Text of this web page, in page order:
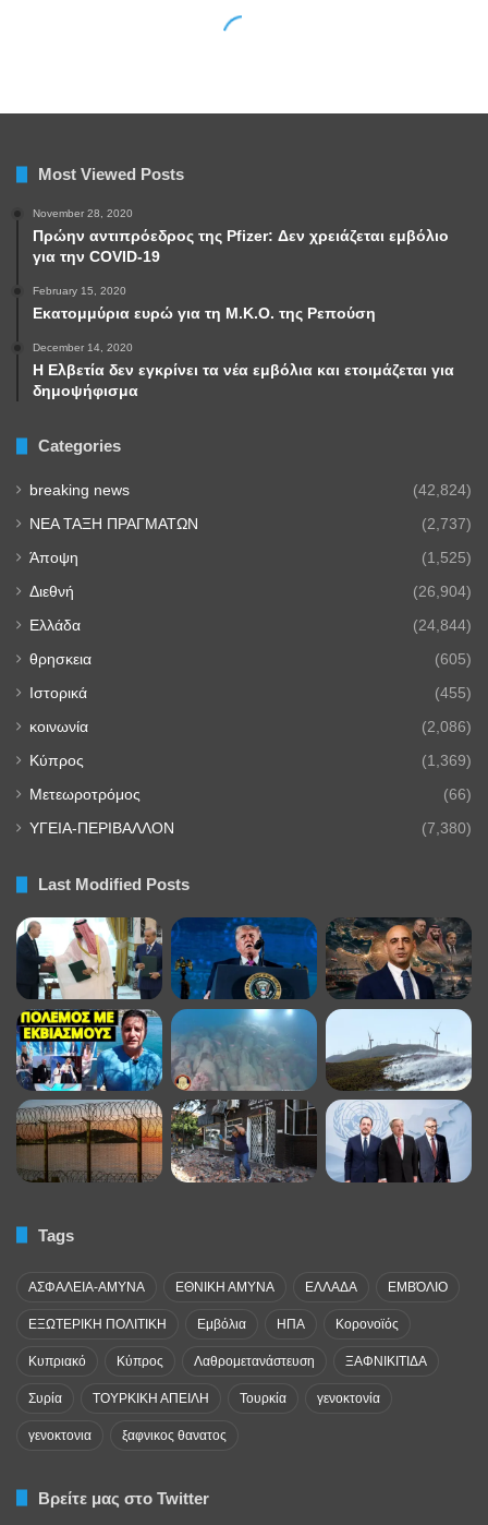
Most Viewed Posts
November 28, 2020
Πρώην αντιπρόεδρος της Pfizer: Δεν χρειάζεται εμβόλιο
για την COVID-19
February 15, 2020
Εκατομμύρια ευρώ για τη Μ.Κ.Ο. της Ρεπούση
December 14, 2020
Η Ελβετία δεν εγκρίνει τα νέα εμβόλια και ετοιμάζεται για
δημοψήφισμα
Categories
breaking news (42,824)
NEA TAΞΗ ΠΡΑΓΜΑΤΩΝ (2,737)
Άποψη (1,525)
Διεθνή (26,904)
Ελλάδα (24,844)
θρησκεια (605)
Ιστορικά (455)
κοινωνία (2,086)
Κύπρος (1,369)
Μετεωροτρόμος (66)
ΥΓΕΙΑ-ΠΕΡΙΒΑΛΛΟΝ (7,380)
Last Modified Posts
Tags
ΑΣΦΑΛΕΙΑ-ΑΜΥΝΑ ΕΘΝΙΚΗ ΑΜΥΝΑ ΕΛΛΑΔΑ ΕΜΒΌΛΙΟ
ΕΞΩΤΕΡΙΚΗ ΠΟΛΙΤΙΚΗ Εμβόλια ΗΠΑ Κορονοϊός
Κυπριακό Κύπρος Λαθρομετανάστευση ΞΑΦΝΙΚΙΤΙΔΑ
Συρία ΤΟΥΡΚΙΚΗ ΑΠΕΙΛΗ Τουρκία γενοκτονία
γενοκτονια ξαφνικος θανατος
Βρείτε μας στο Twitter